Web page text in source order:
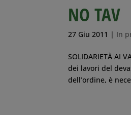
NO TAV
27 Giu 2011 | In
SOLIDARIETÀ AI
dei lavori del
dell’ordine, è